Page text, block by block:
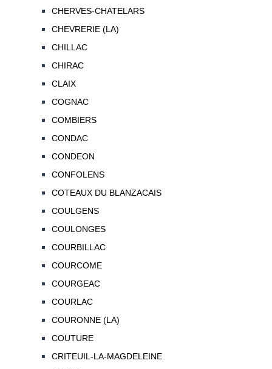
CHERVES-CHATELARS
CHEVRERIE (LA)
CHILLAC
CHIRAC
CLAIX
COGNAC
COMBIERS
CONDAC
CONDEON
CONFOLENS
COTEAUX DU BLANZACAIS
COULGENS
COULONGES
COURBILLAC
COURCOME
COURGEAC
COURLAC
COURONNE (LA)
COUTURE
CRITEUIL-LA-MAGDELEINE